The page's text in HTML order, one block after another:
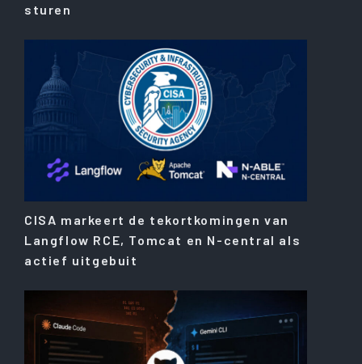
sturen
CISA markeert de tekortkomingen van
Langflow RCE, Tomcat en N-central als
actief uitgebuit